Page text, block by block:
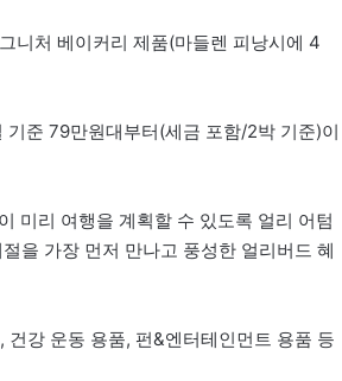
니처 베이커리 제품(마들렌 피낭시에 4
준 79만원대부터(세금 포함/2박 기준)이
미리 여행을 계획할 수 있도록 얼리 어텀
을 가장 먼저 만나고 풍성한 얼리버드 혜
강 운동 용품, 펀&엔터테인먼트 용품 등